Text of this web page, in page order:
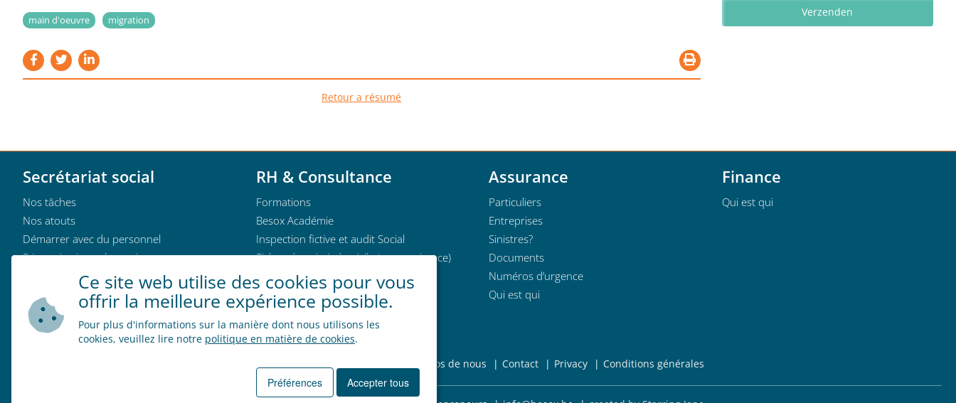
main d'oeuvre migration
Retour a résumé
Secrétariat social
Nos tâches
Nos atouts
Démarrer avec du personnel
Rémunérations alternatives
Outils de simulation
Documents
Qui est qui
RH & Consultance
Formations
Besox Académie
Inspection fictive et audit Social
Fiches de paie à domicile (sous-traitance)
Recrutement
Qui est qui
Assurance
Particuliers
Entreprises
Sinistres?
Documents
Numéros d’urgence
Qui est qui
Finance
Qui est qui
A propos de nous Contact Privacy Conditions générales
Ce site web utilise des cookies pour vous
offrir la meilleure expérience possible.
Pour plus d'informations sur la manière dont nous utilisons les
cookies, veuillez lire notre politique en matière de cookies.
Préférences Accepter tous